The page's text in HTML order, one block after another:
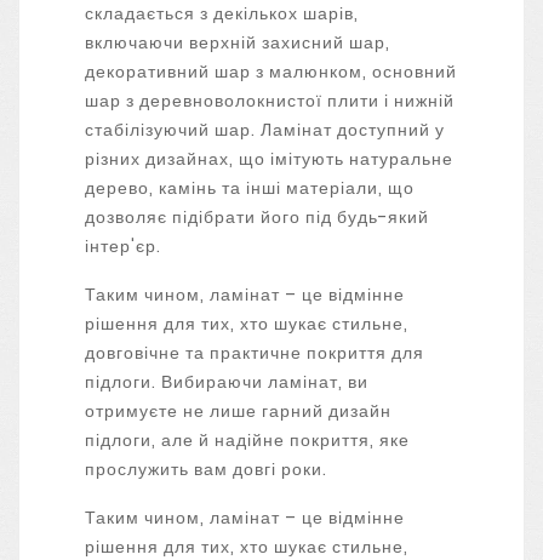
складається з декількох шарів,
включаючи верхній захисний шар,
декоративний шар з малюнком, основний
шар з деревноволокнистої плити і нижній
стабілізуючий шар. Ламінат доступний у
різних дизайнах, що імітують натуральне
дерево, камінь та інші матеріали, що
дозволяє підібрати його під будь-який
інтер'єр.
Таким чином, ламінат – це відмінне
рішення для тих, хто шукає стильне,
довговічне та практичне покриття для
підлоги. Вибираючи ламінат, ви
отримуєте не лише гарний дизайн
підлоги, але й надійне покриття, яке
прослужить вам довгі роки.
Таким чином, ламінат – це відмінне
рішення для тих, хто шукає стильне,